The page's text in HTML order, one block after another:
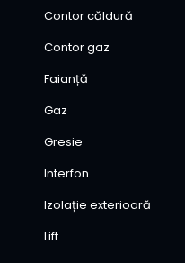
Contor căldură
Contor gaz
Faianță
Gaz
Gresie
Interfon
Izolație exterioară
Lift